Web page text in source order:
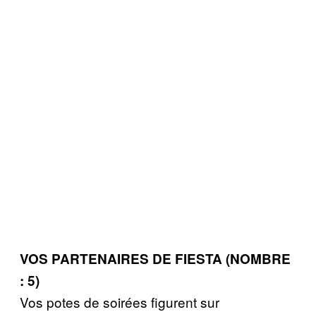
VOS PARTENAIRES DE FIESTA (NOMBRE
: 5)
Vos potes de soirées figurent sur